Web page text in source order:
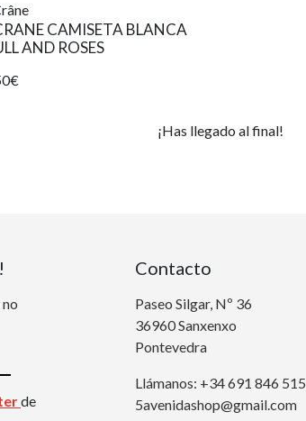
CAMISETA BLANCA
AND ROSES
¡Has llegado al final!
de
Contacto
Paseo Silgar, Nº 36
36960 Sanxenxo
Pontevedra
Llámanos: +34 691 846 515
5avenidashop@gmail.com